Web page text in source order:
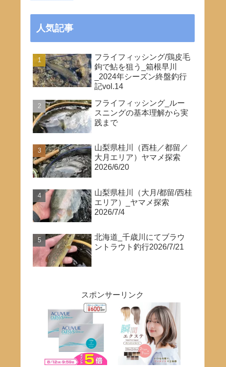
人気記事
フライフィッシング/鶏皮毛
鉤で鮎を狙う_箱根早川
_2024年シーズン終盤釣行
記vol.14
フライフィッシング_ルー
スニングの基本理解から実
践まで
山梨県桂川（西桂／都留／
大月エリア）ヤマメ探索
2026/6/20
山梨県桂川（大月/都留/西桂
エリア）_ヤマメ探索
2026/7/4
北海道_千歳川にてブラウ
ントラウト釣行2026/7/21
スポンサーリンク